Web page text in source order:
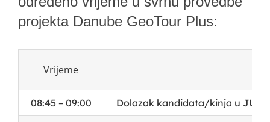
projekta Danube GeoTour Plus:
Vrijeme
08:45 – 09:00 Dolazak kandidata/kinja u JU